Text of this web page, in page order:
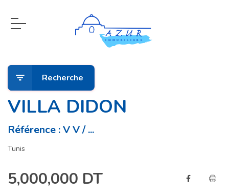
VILLA DIDON
Référence : V V / ...
Tunis
Recherche
5,000,000 DT